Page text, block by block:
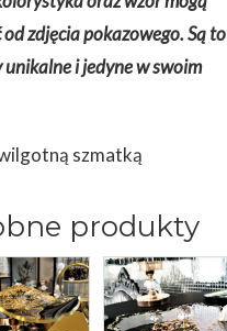
zdjęcia pokazowego. Są to
i jedyne w swoim
szmatką
produkty